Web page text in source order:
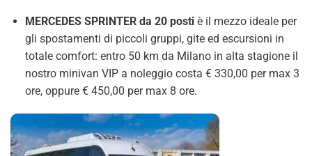
MERCEDES SPRINTER da 20 postiè il mezzo ideale per
gli spostamenti di piccoli gruppi, gite ed escursioni in
totale comfort: entro 50 km da Milano in alta stagione il
nostro minivan VIP a noleggio costa € 330,00 per max 3
ore, oppure € 450,00 per max 8 ore.